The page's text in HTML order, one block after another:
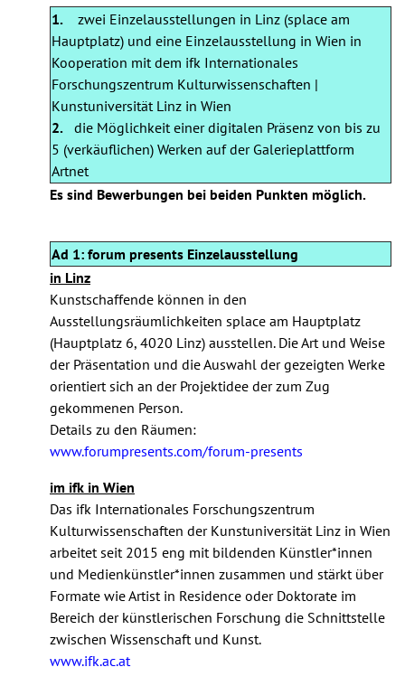
1. zwei Einzelausstellungen in Linz (splace am
Hauptplatz) und eine Einzelausstellung in Wien in
Kooperation mit dem ifk Internationales
Forschungszentrum Kulturwissenschaften |
Kunstuniversität Linz in Wien
2. die Möglichkeit einer digitalen Präsenz von bis zu
5 (verkäuflichen) Werken auf der Galerieplattform
Artnet
Es sind Bewerbungen bei beiden Punkten möglich.
Ad 1: forum presents Einzelausstellung
in Linz
Kunstschaffende können in den
Ausstellungsräumlichkeiten splace am Hauptplatz
(Hauptplatz 6, 4020 Linz) ausstellen. Die Art und Weise
der Präsentation und die Auswahl der gezeigten Werke
orientiert sich an der Projektidee der zum Zug
gekommenen Person.
Details zu den Räumen:
www.forumpresents.com/forum-presents
im ifk in Wien
Das ifk Internationales Forschungszentrum
Kulturwissenschaften der Kunstuniversität Linz in Wien
arbeitet seit 2015 eng mit bildenden Künstler*innen
und Medienkünstler*innen zusammen und stärkt über
Formate wie Artist in Residence oder Doktorate im
Bereich der künstlerischen Forschung die Schnittstelle
zwischen Wissenschaft und Kunst.
www.ifk.ac.at